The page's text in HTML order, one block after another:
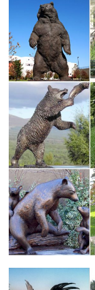
Животные в каталоге
Подборка подарков
эксклюзивных
России и
"Собака охотничья".
Статуэтки и
Интернет-магазин Art
статуэтки собак с
Белоруссии.Когда-
же популярны, как и
символизирующие
Статуэтки собак –
Фигурка гипсовая
купить статуэтки
что сделать это
магазине dommio.
Статуэтки собак
Статуэтки собак,